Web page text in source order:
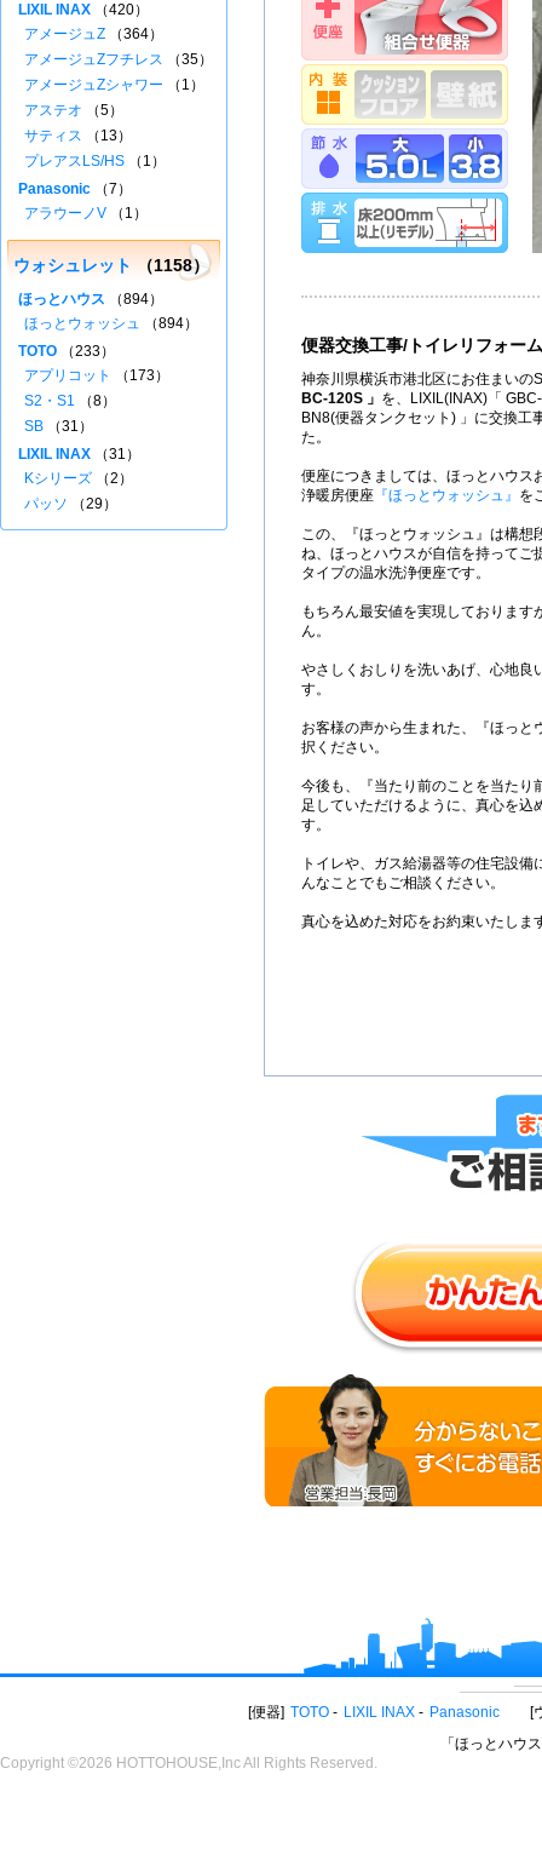
便器交換工事/トイレリフォーム
神奈川県横浜市港北区にお住まいの
BC-120S 」 を、LIXIL(INAX)「
BN8(便器タンクセット) 」に交換工
た。
便座につきましては、ほっとハウス
浄暖房便座 『ほっとウォッシュ』 を
この、『ほっとウォッシュ』は構想
ね、ほっとハウスが自信を持ってご
タイプの温水洗浄便座です。
もちろん最安値を実現しております
ん。
やさしくおしりを洗いあげ、心地良
す。
お客様の声から生まれた、『ほっと
択ください。
今後も、『当たり前のことを当たり
足していただけるように、真心を込
す。
トイレや、ガス給湯器等の住宅設
んなことでもご相談ください。
真心を込めた対応をお約束いたしま
LIXIL INAX （420）
アメージュZ （364）
アメージュZフチレス （35）
アメージュZシャワー （1）
アステオ （5）
サティス （13）
プレアスLS/HS （1）
Panasonic （7）
アラウーノV （1）
ウォシュレット （1158）
ほっとハウス （894）
ほっとウォッシュ （894）
TOTO （233）
アプリコット
（173）
S2・S1 （8）
SB （31）
LIXIL INAX （31）
Kシリーズ （2）
パッソ （29）
便器 TOTO LIXIL INAX Panasonic
「ほっとハウ
Copyright ©2026 HOTTOHOUSE,Inc All Rights Reserved.